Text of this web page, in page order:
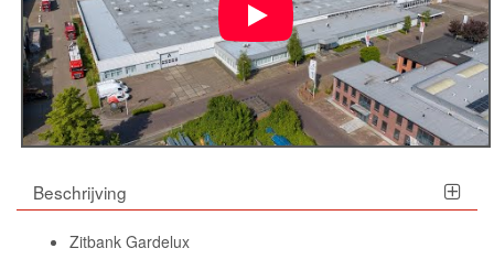
Beschrijving
Zitbank Gardelux